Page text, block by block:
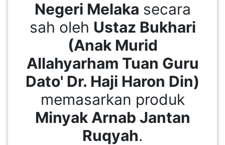
Negeri Melaka secara
sah oleh Ustaz Bukhari
(Anak Murid
Allahyarham Tuan Guru
Dato' Dr. Haji Haron Din)
memasarkan produk
Minyak Arnab Jantan
Ruqyah.